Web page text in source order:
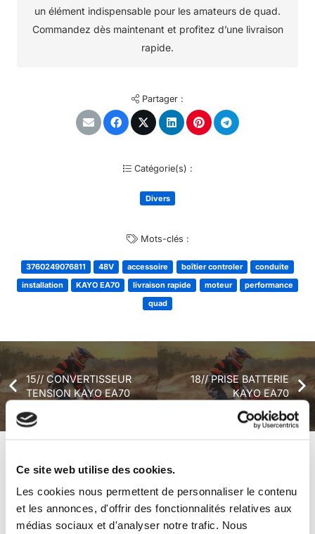
Ce site web utilise des cookies.
Les cookies nous permettent de personnaliser le contenu
et les annonces, d'offrir des fonctionnalités relatives aux
médias sociaux et d'analyser notre trafic. Nous
un élément indispensable pour les amateurs de quad.
Commandez dès maintenant et profitez d’une livraison
rapide.
Partager :
Catégorie(s) :
Divers
Mots-clés :
3760249076811 48V accessoire boîtier controler
conduite
installation
KAYO EA70 livraison rapide moteur
performance
quad
15// CONVERTISSEUR
TENSION KAYO EA70
18// PRISE BATTERIE
KAYO EA70
+ de produits
Véhicules complets